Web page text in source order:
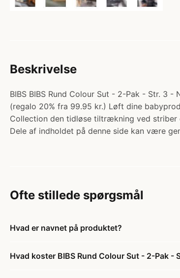
Beskrivelse
BIBS BIBS Rund Colour Sut - 2-Pak - Str. 3
(regalo 20% fra 99.95 kr.) Løft dine
Collection den tidløse tiltrækning ved striber
Dele af indholdet på denne side kan være
Ofte stillede spørgsmål
Hvad er navnet på produktet?
Hvad koster BIBS Rund Colour Sut - 2-Pak